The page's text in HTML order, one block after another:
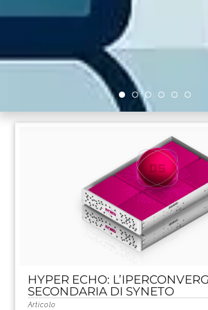
HYPER ECHO:
SECONDARIA DI SYNETO
Articolo